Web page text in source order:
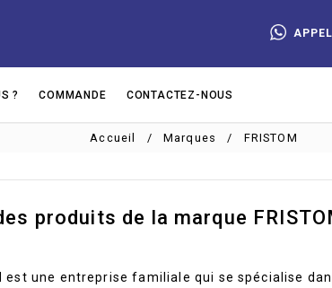
? COMMANDE CONTACTEZ-NOUS
Accueil Marques FRISTOM
produits de la marque
est une entreprise familiale qui se spécialise